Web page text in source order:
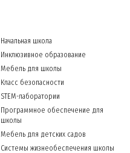
Начальная школа
Инклюзивное образование
Мебель для школы
Класс безопасности
STEM-лаборатории
Программное обеспечение для
школы
Мебель для детских садов
Системы жизнеобеспечения школы